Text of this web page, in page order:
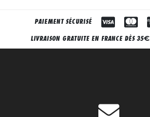
PAIEMENT SÉCURISÉ
LIVRAISON GRATUITE EN FRANCE DÈS 35€